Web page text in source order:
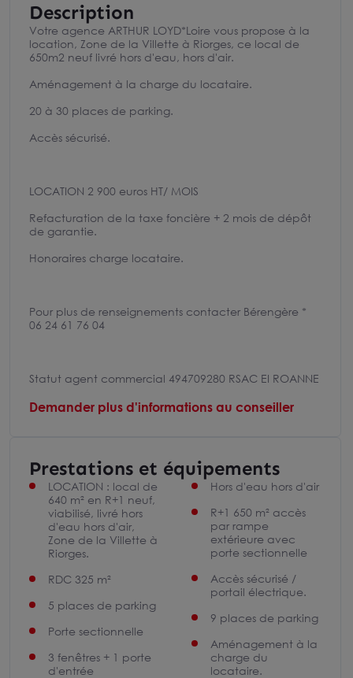
Description
Votre agence ARTHUR LOYD*Loire vous propose à la
location, Zone de la Villette à Riorges, ce local de
650m2 neuf livré hors d'eau, hors d'air.
Aménagement à la charge du locataire.
20 à 30 places de parking.
Accès sécurisé.
LOCATION 2 900 euros HT/ MOIS
Refacturation de la taxe foncière + 2 mois de dépôt
de garantie.
Honoraires charge locataire.
Pour plus de renseignements contacter Bérengère *
06 24 61 76 04
Statut agent commercial 494709280 RSAC EI ROANNE
Demander plus d'informations au conseiller
Prestations et équipements
LOCATION : local de
640 m² en R+1 neuf,
viabilisé, livré hors
d'eau hors d'air,
Zone de la Villette à
Riorges.
RDC 325 m²
5 places de parking
Porte sectionnelle
3 fenêtres + 1 porte
d'entrée
Hors d'eau hors d'air
R+1 650 m² accès
par rampe
extérieure avec
porte sectionnelle
Accès sécurisé /
portail électrique.
9 places de parking
Aménagement à la
charge du
locataire.